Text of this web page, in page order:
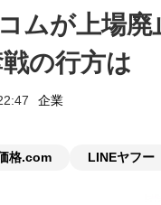
ムが上場
の行方は
企業
格.com LINEヤフー